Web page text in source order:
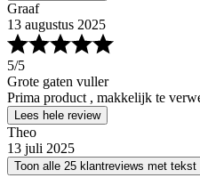
Graaf
13 augustus 2025
5/5
Grote gaten vuller
Prima product , makkelijk te
Lees hele review
Theo
13 juli 2025
Toon alle 25 klantreviews met tekst